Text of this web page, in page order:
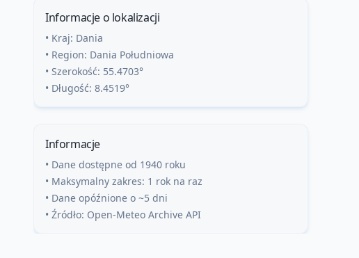
Informacje o lokalizacji
• Kraj: Dania
• Region: Dania Południowa
• Szerokość: 55.4703°
• Długość: 8.4519°
Informacje
• Dane dostępne od 1940 roku
• Maksymalny zakres: 1 rok na raz
• Dane opóźnione o ~5 dni
• Źródło: Open-Meteo Archive API